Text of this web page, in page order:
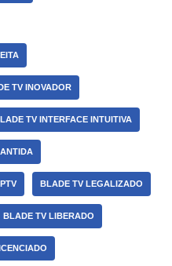
TV INOVADOR
TV INTERFACE INTUITIVA
BLADE TV LEGALIZADO
BLADE TV LIBERADO